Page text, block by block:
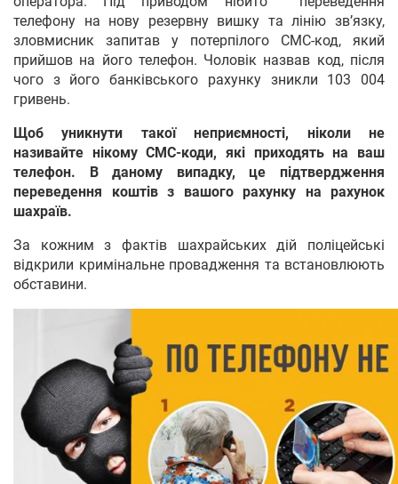
телефону на нову резервну вишку та лінію зв’язку,
зловмисник запитав у потерпілого СМС-код, який
прийшов на його телефон. Чоловік назвав код, після
чого з його банківського рахунку зникли 103 004
гривень.
Щоб уникнути такої неприємності, ніколи не
називайте нікому СМС-коди, які приходять на ваш
телефон. В даному випадку, це підтвердження
переведення коштів з вашого рахунку на рахунок
шахраїв.
За кожним з фактів шахрайських дій поліцейські
відкрили кримінальне провадження та встановлюють
обставини.